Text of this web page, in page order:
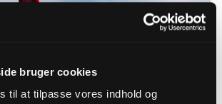
bruger cookies
til at tilpasse vores indhold og
ukrainske flag. Foto: Steen Toft